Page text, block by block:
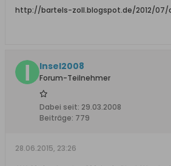
http://bartels-zoll.blogspot.de/2012/
Insel2008
Forum-Teilnehmer
Dabei seit: 29.03.2008
Beiträge: 779
28.06.2015, 23:26